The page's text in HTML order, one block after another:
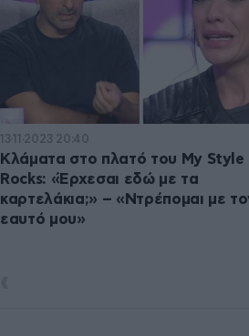
13·11·2023 20:40
Κλάματα στο πλατό του My Style
Rocks: «Έρχεσαι εδώ με τα
καρτελάκια;» – «Ντρέπομαι με
εαυτό μου»